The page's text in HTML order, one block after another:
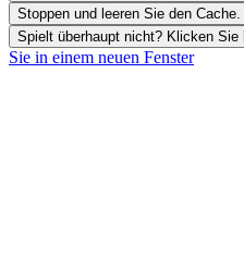
Stoppen und leeren Sie den Cache.
Spielt überhaupt nicht? Klicken Sie
Sie in einem neuen Fenster